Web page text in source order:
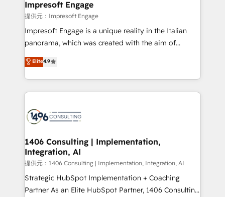
products and strategies that actually make a
difference.
Impresoft Engage
提供元：Impresoft Engage
Impresoft Engage is a unique reality in the Italian
panorama, which was created with the aim of
putting Customer Experience at the center by
creating digital environments capable of integrating
people, processes and data. We offer the best
digital solutions on the market, ranging from CRM
marketing automation to online and offline sales
allowing companies to optimize processes and meet
the needs of the customer. We are part of Impresoft
Group, a group of specialized and complementary
companies that divide their offer into 4
Competence Centers: Smart Manufacturing,
Elite4.9
1406 Consulting | Implementation,
Integration, AI
提供元：1406 Consulting | Implementation, Integration, AI
Strategic HubSpot Implementation + Coaching
Partner As an Elite HubSpot Partner, 1406 Consulting